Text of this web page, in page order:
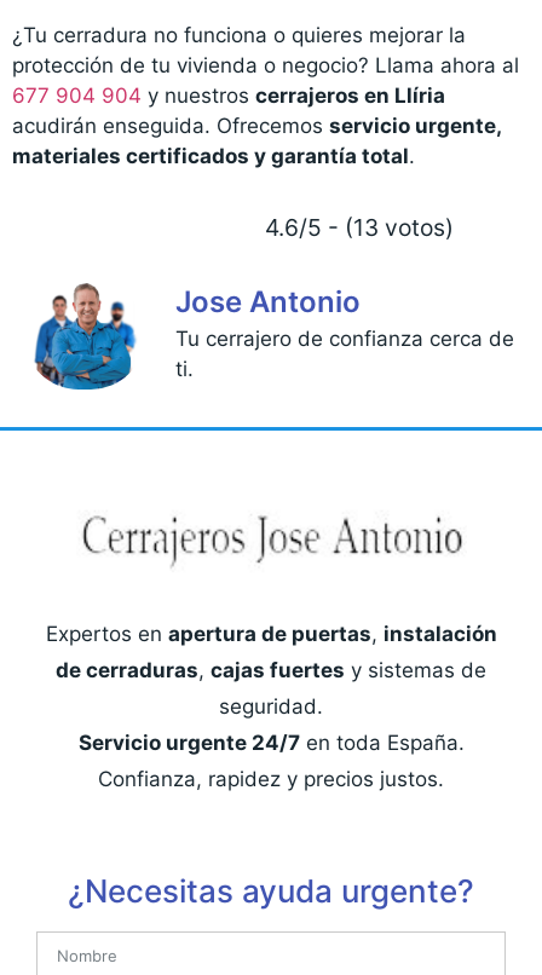
¿Tu cerradura no funciona o quieres mejorar la
protección de tu vivienda o negocio? Llama ahora al
677 904 904 y nuestros cerrajeros en Llíria
acudirán enseguida. Ofrecemos servicio urgente,
materiales certificados y garantía total.
4.6/5 - (13 votos)
Jose Antonio
Tu cerrajero de confianza cerca de
ti.
Expertos en apertura de puertas, instalación
de cerraduras, cajas fuertes y sistemas de
seguridad.
Servicio urgente 24/7en toda España.
Confianza, rapidez y precios justos.
¿Necesitas ayuda urgente?